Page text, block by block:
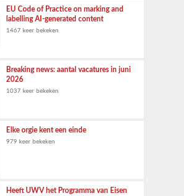
EU Code of Practice on marking and
labelling AI-generated content
1467 keer bekeken
Breaking news: aantal vacatures in juni
2026
1037 keer bekeken
Elke orgie kent een einde
979 keer bekeken
Heeft UWV het Programma van Eisen